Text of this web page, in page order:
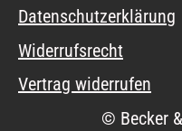
Datenschutzerklärung
Widerrufsrecht
Vertrag widerrufen
© Becker